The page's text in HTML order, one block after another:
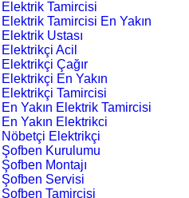
Elektrik Tamircisi
Tamircisi En Yakın
Ustası
Acil
Çağır
En Yakın
Elektrikçi Tamircisi
Yakın Elektrik Tamircisi
Yakın Elektrikci
Nöbetçi Elektrikçi
Şofben Kurulumu
Montajı
Şofben Servisi
Şofben Tamircisi